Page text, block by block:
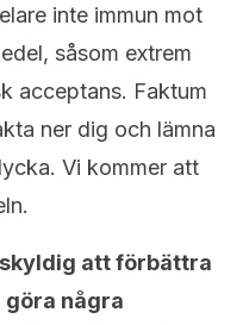
inte immun mot
såsom extrem
acceptans. Faktum
ner dig och lämna
Vi kommer att
att förbättra
göra några